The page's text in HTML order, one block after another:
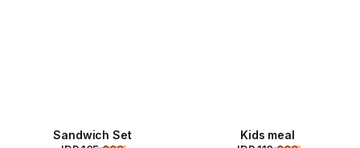
Sandwich Set
Kids meal